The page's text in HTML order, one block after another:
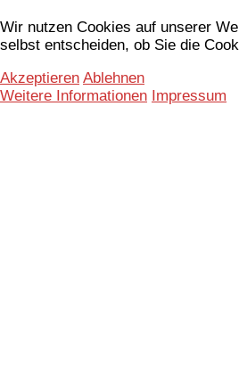
Wir nutzen Cookies auf unserer
selbst entscheiden, ob Sie die
Akzeptieren Ablehnen
Weitere Informationen Impressum